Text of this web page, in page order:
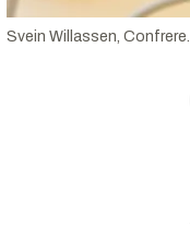
Svein Willassen, Confrere.